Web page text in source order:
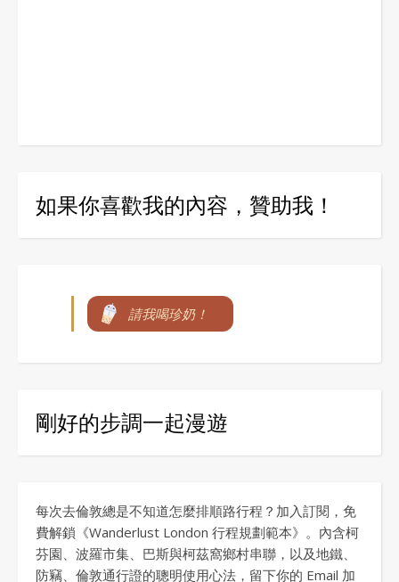
如果你喜歡我的內容，贊助我！
請我喝珍奶！
剛好的步調一起漫遊
每次去倫敦總是不知道怎麼排順路行程？加入訂閱，免
費解鎖《Wanderlust London 行程規劃範本》。內含柯
芬園、波羅市集、巴斯與柯茲窩鄉村串聯，以及地鐵、
防竊、倫敦通行證的聰明使用心法，留下你的 Email 加